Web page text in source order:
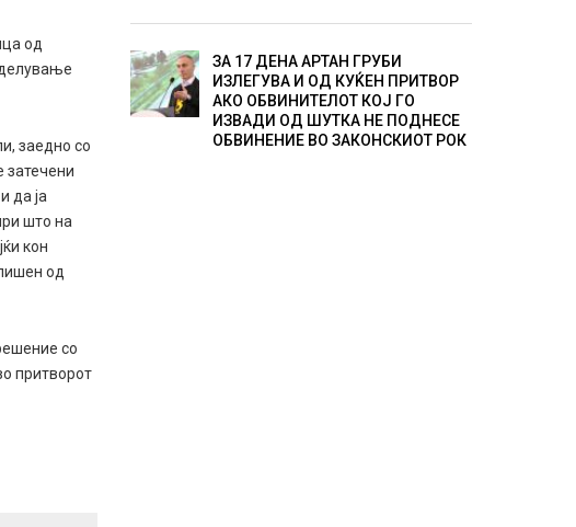
од
заедно со
затечени
да ја
што на
кон
од
со
притворот
ЗА 17 ДЕНА АРТАН ГРУБИ
ИЗЛЕГУВА И ОД КУЌЕН ПРИТВОР
АКО ОБВИНИТЕЛОТ КОЈ ГО
ИЗВАДИ ОД ШУТКА НЕ ПОДНЕСЕ
ОБВИНЕНИЕ ВО ЗАКОНСКИОТ РОК